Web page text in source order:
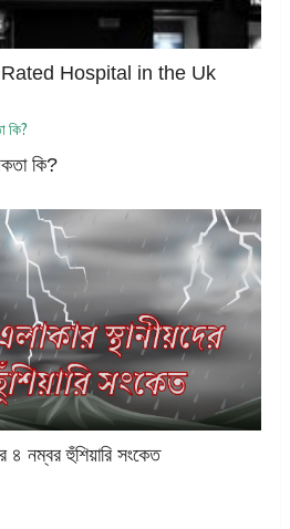
Hospital in the Uk
কি?
৪ নম্বর হুঁশিয়ারি সংকেত